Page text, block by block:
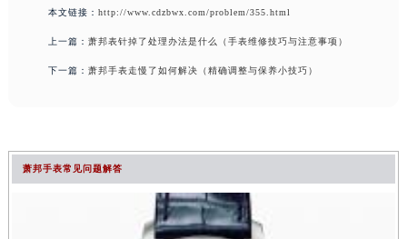
本文链接： http://www.cdzbwx.com/problem/355.html
上一篇： 萧邦表针掉了处理办法是什么（手表维修技巧与注意事项）
下一篇： 萧邦手表走慢了如何解决（精确调整与保养小技巧）
萧邦手表常见问题解答